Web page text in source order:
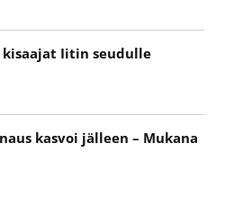
Iitin seudulle
kasvoi jälleen – Mukana